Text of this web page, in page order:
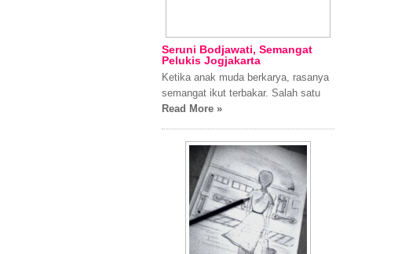
Seruni Bodjawati, Semangat
Pelukis Jogjakarta
Ketika anak muda berkarya, rasanya
semangat ikut terbakar. Salah satu
Read More »